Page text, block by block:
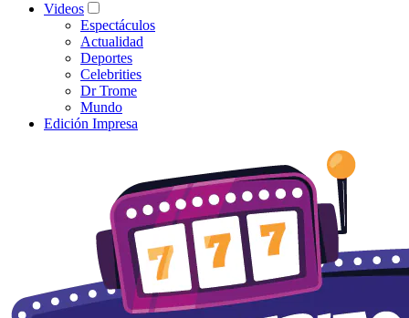
Videos
Espectáculos
Actualidad
Deportes
Celebrities
Dr Trome
Mundo
Edición Impresa